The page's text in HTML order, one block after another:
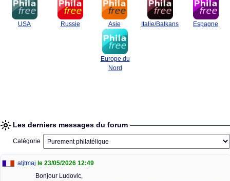
USA Russie Asie Italie/Balkans Espagne
Europe du
Nord
Les derniers messages du forum
Catégorie
atjtmaj le 23/05/2026 12:49
Bonjour Ludovic,